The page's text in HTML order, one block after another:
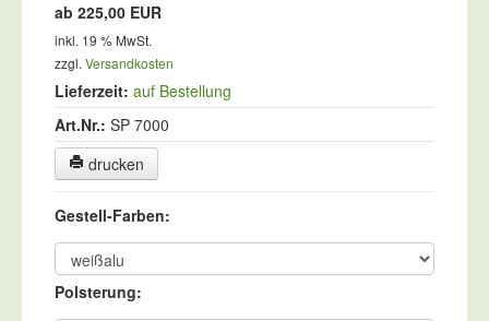
ab 225,00 EUR
inkl. 19 % MwSt.
zzgl. Versandkosten
Lieferzeit: auf Bestellung
Art.Nr.: SP 7000
drucken
Gestell-Farben:
Polsterung: